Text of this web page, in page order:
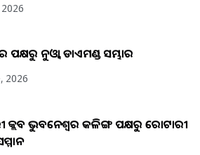
ପକ୍ଷରୁ ନୁଓ୍ବା ଡାଏମଣ୍ଡ ସମ୍ଭାର
2026
କ୍ଲବ ଭୁବନେଶ୍ୱର କଳିଙ୍ଗ ପକ୍ଷରୁ ରୋଟାରୀ